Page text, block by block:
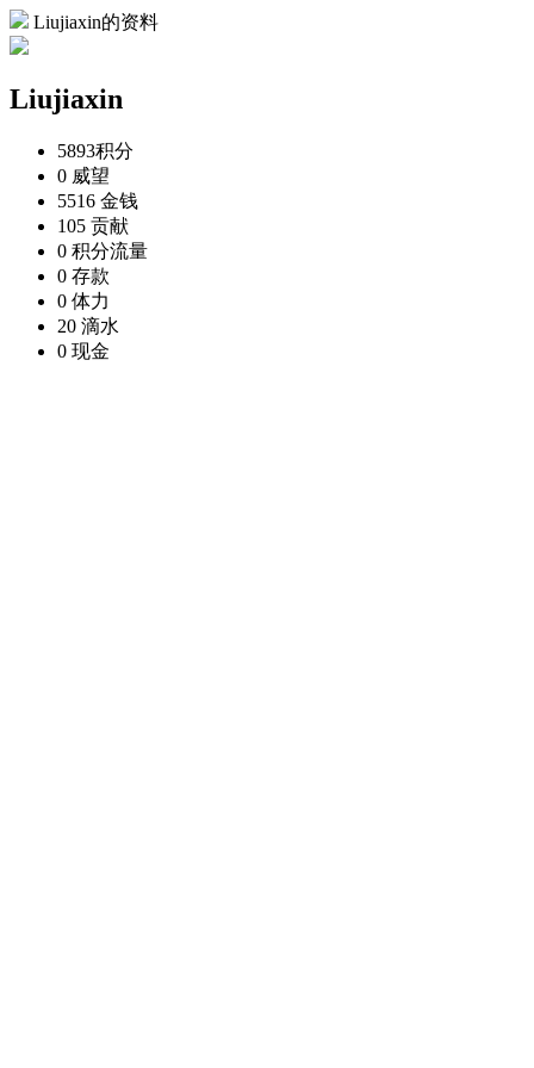
Liujiaxin的资料
Liujiaxin
5893积分
0 威望
5516 金钱
105 贡献
0 积分流量
0 存款
0 体力
20 滴水
0 现金